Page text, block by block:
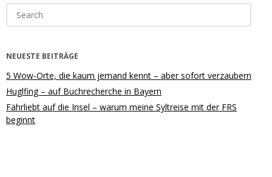
for:
NEUESTE BEITRÄGE
5 Wow-Orte, die kaum jemand kennt – aber sofort verzaubern
Huglfing – auf Buchrecherche in Bayern
Fährliebt auf die Insel – warum meine Syltreise mit der FRS
beginnt